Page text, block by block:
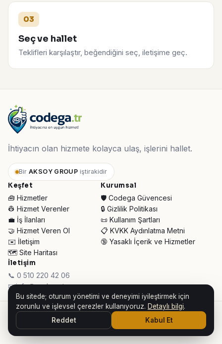
03
Seç ve hallet
Teklifleri karşılaştır, beğendiğini seç, iletişime geç.
İhtiyacın olan hizmete kolayca ulaş, işlerini hallet.
Bir AKSOY GROUP iştirakidir
Keşfet
🧰 Hizmetler
👷 Hizmet Verenler
💼 İş İlanları
🤝 Hizmet Veren Ol
✉️ İletişim
🗺️ Site Haritası
Kurumsal
🛡️ Codega Güvencesi
🔒 Gizlilik Politikası
📜 Kullanım Şartları
📋 KVKK Aydınlatma Metni
🔞 Yasaklı İçerik ve Hizmetler
İletişim
📞 0 510 220 42 06
✉ info@codega.tr
© 2026 Codega Hizmet Pazaryeri ·
AKSOY GROUP iştirakidir
👥 Toplam Ziyaretçi:
· Bugün: 95
Bu sitede; oturum yönetimi ve deneyimi iyileştirmek için
zorunlu ve işlevsel çerezler kullanıyoruz. Detaylı bilgi.
Reddet
Kabul Et